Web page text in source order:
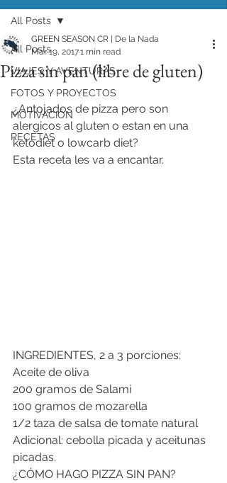
All Posts
VIAJES Y AVENTURAS
FOTOS Y PROYECTOS
MOTIVACIÓN
RECETAS
All Posts
Pizza sin pan (libre de gluten)
GREEN SEASON CR | De la Nada
Mar 19, 20171 min read
¿Antojados de pizza pero son
alergicos al gluten o estan en una
ketodiet o lowcarb diet?
Esta receta les va a encantar.
INGREDIENTES, 2 a 3 porciones:
Aceite de oliva
200 gramos de Salami
100 gramos de mozarella
1/2 taza de salsa de tomate natural
Adicional: cebolla picada y aceitunas
picadas.
¿CÓMO HAGO PIZZA SIN PAN?